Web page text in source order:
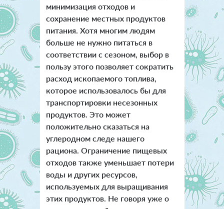
минимизация отходов и
сохранение местных продуктов
питания. Хотя многим людям
больше не нужно питаться в
соответствии с сезоном, выбор в
пользу этого позволяет сократить
расход ископаемого топлива,
которое использовалось бы для
транспортировки несезонных
продуктов. Это может
положительно сказаться на
углеродном следе нашего
рациона. Ограничение пищевых
отходов также уменьшает потери
воды и других ресурсов,
используемых для выращивания
этих продуктов. Не говоря уже о